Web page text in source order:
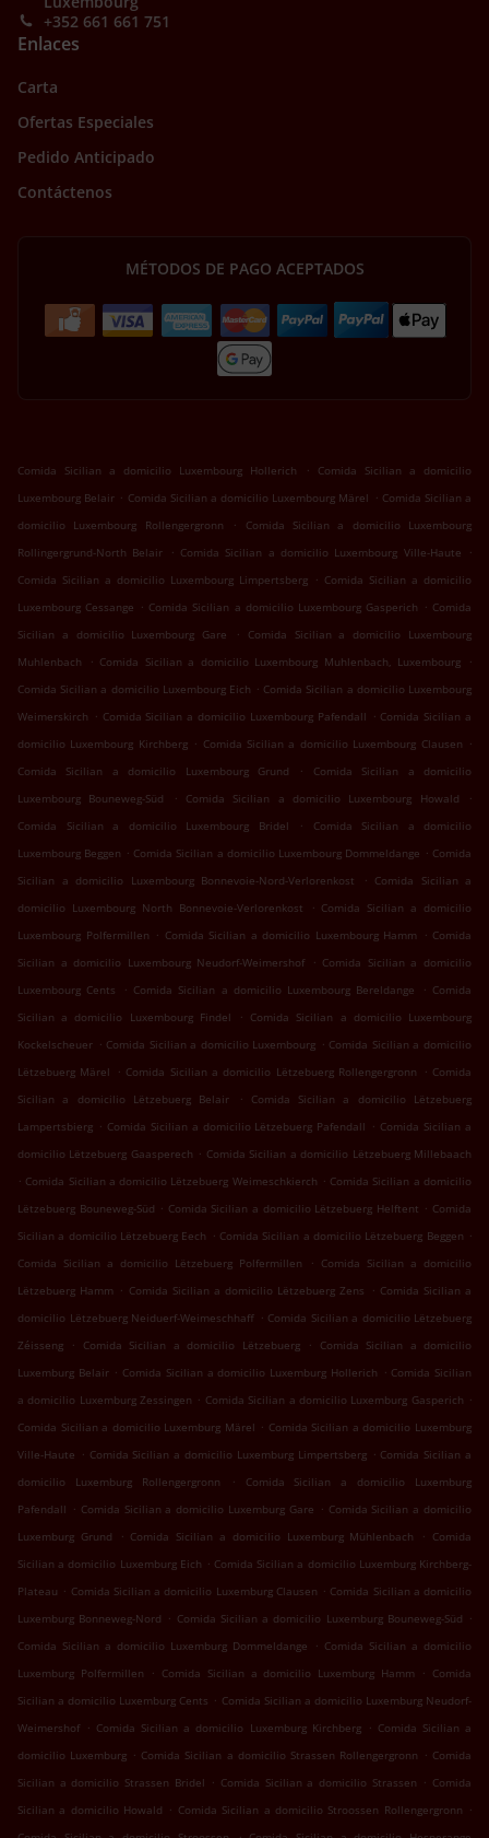
+352 661 661 751
Enlaces
Carta
Ofertas Especiales
Pedido Anticipado
Contáctenos
MÉTODOS DE PAGO ACEPTADOS
Comida Sicilian a domicilio Luxembourg Hollerich .
Comida Sicilian a domicilio
Luxembourg Belair . Comida Sicilian a domicilio Luxembourg Märel . Comida Sicilian a
domicilio Luxembourg Rollengergronn
.
Comida Sicilian a domicilio Luxembourg
Rollingergrund-North Belair
. Comida Sicilian a domicilio Luxembourg Ville-Haute
.
Comida Sicilian a domicilio Luxembourg Limpertsberg . Comida Sicilian a domicilio
Luxembourg Cessange . Comida Sicilian a domicilio Luxembourg Gasperich . Comida
Sicilian a domicilio Luxembourg Gare
.
Comida Sicilian a domicilio Luxembourg
Muhlenbach
. Comida Sicilian a domicilio Luxembourg Muhlenbach, Luxembourg
.
Comida Sicilian a domicilio Luxembourg Eich . Comida Sicilian a domicilio Luxembourg
Weimerskirch . Comida Sicilian a domicilio Luxembourg Pafendall . Comida Sicilian a
domicilio Luxembourg Kirchberg . Comida Sicilian a domicilio Luxembourg Clausen .
Comida Sicilian a domicilio Luxembourg Grund
.
Comida Sicilian a domicilio
Luxembourg Bouneweg-Süd
. Comida Sicilian a domicilio Luxembourg Howald
.
Comida Sicilian a domicilio Luxembourg Bridel
.
Comida Sicilian a domicilio
Luxembourg Beggen . Comida Sicilian a domicilio Luxembourg Dommeldange . Comida
Sicilian a domicilio Luxembourg Bonnevoie-Nord-Verlorenkost
. Comida Sicilian a
domicilio Luxembourg North Bonnevoie-Verlorenkost
. Comida Sicilian a domicilio
Luxembourg Polfermillen . Comida Sicilian a domicilio Luxembourg Hamm . Comida
Sicilian a domicilio Luxembourg Neudorf-Weimershof
. Comida Sicilian a domicilio
Luxembourg Cents
. Comida Sicilian a domicilio Luxembourg Bereldange . Comida
Sicilian a domicilio Luxembourg Findel
. Comida Sicilian a domicilio Luxembourg
Kockelscheuer . Comida Sicilian a domicilio Luxembourg . Comida Sicilian a domicilio
Lëtzebuerg Märel
. Comida Sicilian a domicilio Lëtzebuerg Rollengergronn . Comida
Sicilian a domicilio Lëtzebuerg Belair
.
Comida Sicilian a domicilio Lëtzebuerg
Lampertsbierg . Comida Sicilian a domicilio Lëtzebuerg Pafendall . Comida Sicilian a
domicilio Lëtzebuerg Gaasperech . Comida Sicilian a domicilio Lëtzebuerg Millebaach
. Comida Sicilian a domicilio Lëtzebuerg Weimeschkierch . Comida Sicilian a domicilio
Lëtzebuerg Bouneweg-Süd . Comida Sicilian a domicilio Lëtzebuerg Helftent . Comida
Sicilian a domicilio Lëtzebuerg Eech . Comida Sicilian a domicilio Lëtzebuerg Beggen .
Comida Sicilian a domicilio Lëtzebuerg Polfermillen
. Comida Sicilian a domicilio
Lëtzebuerg Hamm . Comida Sicilian a domicilio Lëtzebuerg Zens . Comida Sicilian a
domicilio Lëtzebuerg Neiduerf-Weimeschhaff . Comida Sicilian a domicilio Lëtzebuerg
Zéisseng
. Comida Sicilian a domicilio Lëtzebuerg .
Comida Sicilian a domicilio
Luxemburg Belair . Comida Sicilian a domicilio Luxemburg Hollerich . Comida Sicilian
a domicilio Luxemburg Zessingen . Comida Sicilian a domicilio Luxemburg Gasperich .
Comida Sicilian a domicilio Luxemburg Märel . Comida Sicilian a domicilio Luxemburg
Ville-Haute . Comida Sicilian a domicilio Luxemburg Limpertsberg . Comida Sicilian a
domicilio Luxemburg Rollengergronn
.
Comida Sicilian a domicilio Luxemburg
Pafendall . Comida Sicilian a domicilio Luxemburg Gare . Comida Sicilian a domicilio
Luxemburg Grund
. Comida Sicilian a domicilio Luxemburg Mühlenbach . Comida
Sicilian a domicilio Luxemburg Eich . Comida Sicilian a domicilio Luxemburg Kirchberg-
Plateau . Comida Sicilian a domicilio Luxemburg Clausen . Comida Sicilian a domicilio
Luxemburg Bonneweg-Nord . Comida Sicilian a domicilio Luxemburg Bouneweg-Süd .
Comida Sicilian a domicilio Luxemburg Dommeldange
. Comida Sicilian a domicilio
Luxemburg Polfermillen
. Comida Sicilian a domicilio Luxemburg Hamm . Comida
Sicilian a domicilio Luxemburg Cents . Comida Sicilian a domicilio Luxemburg Neudorf-
Weimershof . Comida Sicilian a domicilio Luxemburg Kirchberg . Comida Sicilian a
domicilio Luxemburg . Comida Sicilian a domicilio Strassen Rollengergronn . Comida
Sicilian a domicilio Strassen Bridel . Comida Sicilian a domicilio Strassen . Comida
Sicilian a domicilio Howald . Comida Sicilian a domicilio Stroossen Rollengergronn .
.